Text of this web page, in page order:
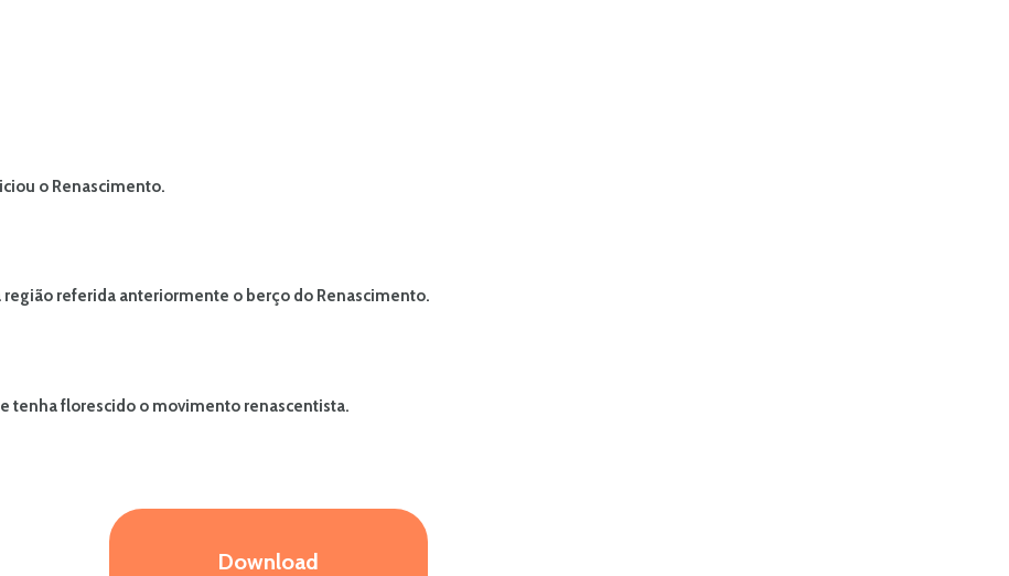
o Renascimento.
região referida anteriormente o berço do Renascimento.
tenha florescido o movimento renascentista.
Download